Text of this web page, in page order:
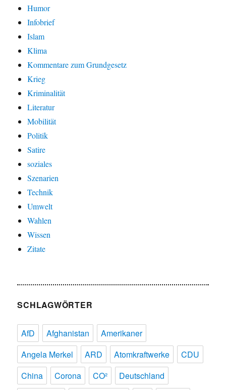
Humor
Infobrief
Islam
Klima
Kommentare zum Grundgesetz
Krieg
Kriminalität
Literatur
Mobilität
Politik
Satire
soziales
Szenarien
Technik
Umwelt
Wahlen
Wissen
Zitate
SCHLAGWÖRTER
AfD Afghanistan
Amerikaner
Angela Merkel
ARD Atomkraftwerke
CDU
China
Corona CO²
Deutschland